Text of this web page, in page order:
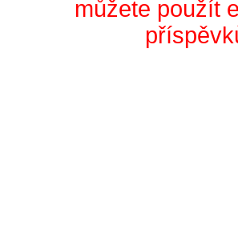
můžete použít